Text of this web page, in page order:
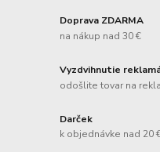
Doprava ZDARMA
na nákup nad 30 €
Vyzdvihnutie
odošlite tovar na
Darček
k objednávke nad 20